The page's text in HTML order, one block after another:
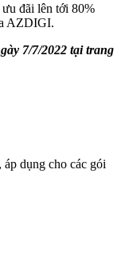
đãi lên tới 80%
AZDIGI.
7/7/2022 tại trang
dụng cho các gói